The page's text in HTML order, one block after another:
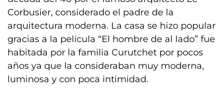
Corbusier, considerado el padre de la
arquitectura moderna. La casa se hizo popular
gracias a la película “El hombre de al lado” fue
habitada por la familia Curutchet por pocos
años ya que la consideraban muy moderna,
luminosa y con poca intimidad.